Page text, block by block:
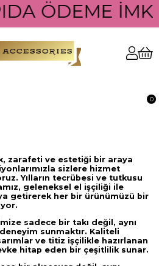
ÖDEME
0
zarafeti ve estetiği bir araya
sizlere hizmet
Yılların tecrübesi ve tutkusu
geleneksel el işçiliği ile
getirerek her bir ürünümüzü bir
sadece bir takı değil, aynı
sunmaktır. Kaliteli
ve titiz işçilikle hazırlanan
hitap eden bir çeşitlilik sunar.